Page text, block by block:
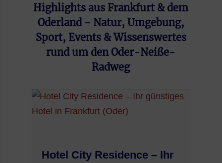
Highlights aus Frankfurt & dem
Oderland - Natur, Umgebung,
Sport, Events & Wissenswertes
rund um den Oder-Neiße-
Radweg
Hotel City Residence – Ihr